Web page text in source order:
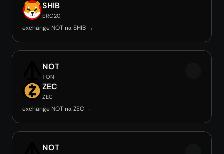
SHIB
ERC20
exchange NOT на SHIB →
NOT
TON
ZEC
ZEC
exchange NOT на ZEC →
NOT